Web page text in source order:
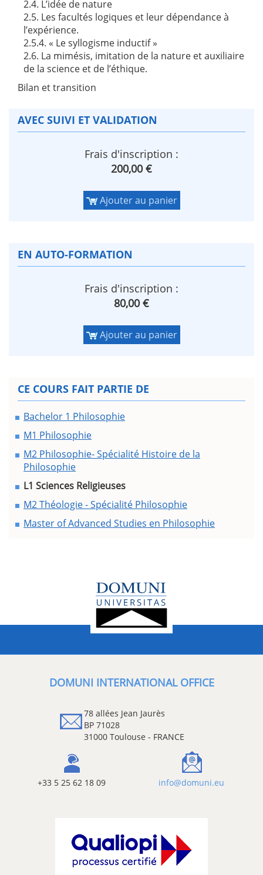
2.4. L’idée de nature
2.5. Les facultés logiques et leur dépendance à
l’expérience.
2.5.4. « Le syllogisme inductif »
2.6. La mimésis, imitation de la nature et auxiliaire
de la science et de l’éthique.
Bilan et transition
AVEC SUIVI ET VALIDATION
Frais d'inscription :
200,00 €
Ajouter au panier
EN AUTO-FORMATION
Frais d'inscription :
80,00 €
Ajouter au panier
CE COURS FAIT PARTIE DE
Bachelor 1 Philosophie
M1 Philosophie
M2 Philosophie- Spécialité Histoire de la
Philosophie
L1 Sciences Religieuses
M2 Théologie - Spécialité Philosophie
Master of Advanced Studies en Philosophie
DOMUNI INTERNATIONAL OFFICE
78 allées Jean Jaurès
BP 71028
31000 Toulouse - FRANCE
+33 5 25 62 18 09 info@domuni.eu